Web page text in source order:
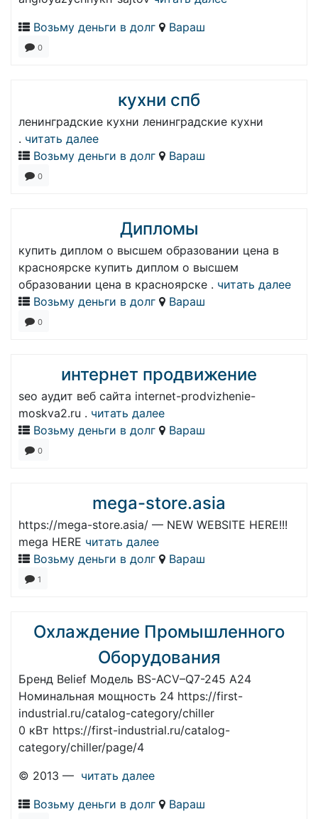
Возьму деньги в долг
Вараш
0
кухни спб
ленинградские кухни ленинградские кухни
. читать далее
Возьму деньги в долг
Вараш
0
Дипломы
купить диплом о высшем образовании цена в
красноярске купить диплом о высшем
образовании цена в красноярске . читать далее
Возьму деньги в долг
Вараш
0
интернет продвижение
seo аудит веб сайта internet-prodvizhenie-
moskva2.ru . читать далее
Возьму деньги в долг
Вараш
0
mega-store.asia
https://mega-store.asia/ — NEW WEBSITE HERE!!!
mega HERE читать далее
Возьму деньги в долг
Вараш
1
Охлаждение Промышленного
Оборудования
Бренд Belief Модель BS-ACV–Q7-245 A24
Номинальная мощность 24 https://first-
industrial.ru/catalog-category/chiller
0 кВт https://first-industrial.ru/catalog-
category/chiller/page/4
© 2013 — читать далее
Возьму деньги в долг
Вараш